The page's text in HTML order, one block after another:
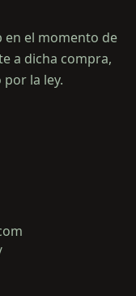
en el momento de
a dicha compra,